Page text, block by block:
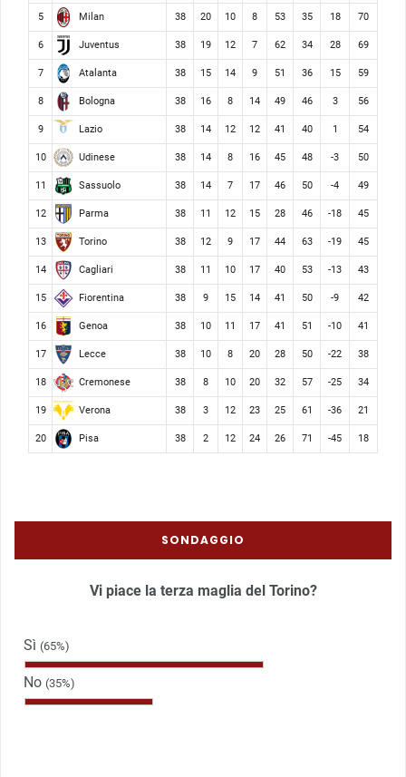
5 Milan 38 20 10 8 53 35 18 70
6 Juventus 38 19 12 7 62 34 28 69
7 Atalanta 38 15 14 9 51 36 15 59
8 Bologna 38 16 8 14 49 46 3 56
9 Lazio 38 14 12 12 41 40 1 54
10 Udinese 38 14 8 16 45 48 -3 50
11 Sassuolo 38 14 7 17 46 50 -4 49
12 Parma 38 11 12 15 28 46 -18 45
13 Torino 38 12 9 17 44 63 -19 45
14 Cagliari 38 11 10 17 40 53 -13 43
15 Fiorentina 38 9 15 14 41 50 -9 42
16 Genoa 38 10 11 17 41 51 -10 41
17 Lecce 38 10 8 20 28 50 -22 38
18 Cremonese 38 8 10 20 32 57 -25 34
19 Verona 38 3 12 23 25 61 -36 21
20 Pisa 38 2 12 24 26 71 -45 18
SONDAGGIO
Vi piace la terza maglia del Torino?
Sì (65%)
No (35%)